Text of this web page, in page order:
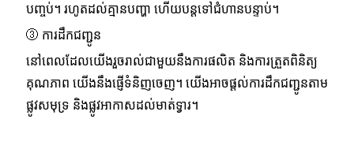
បញ្ចប់។ រហូតដល់គ្មានបញ្ហា ហើយបន្តទៅជំហានបន្ទាប់។
③ ការដឹកជញ្ជូន
នៅពេលដែលយើងរួចរាល់ជាមួយនឹងការផលិត និងការត្រួតពិនិត្យ
គុណភាព យើងនឹងផ្ញើទំនិញចេញ។ យើងអាចផ្តល់ការដឹកជញ្ជូនតាម
ផ្លូវសមុទ្រ និងផ្លូវអាកាសដល់មាត់ទ្វារ។